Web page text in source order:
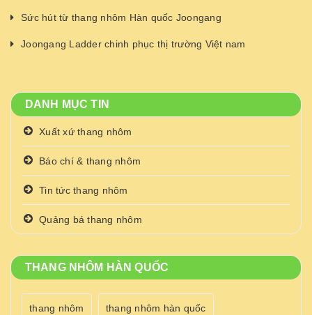
Sức hút từ thang nhôm Hàn quốc Joongang
Joongang Ladder chinh phục thị trường Việt nam
DANH MỤC TIN
Xuất xứ thang nhôm
Báo chí & thang nhôm
Tin tức thang nhôm
Quảng bá thang nhôm
THANG NHÔM HÀN QUỐC
thang nhôm thang nhôm hàn quốc